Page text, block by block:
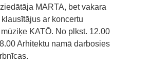
MARTA, bet vakara
ar koncertu
KATŌ. No plkst. 12.00
Arhitektu namā darbosies